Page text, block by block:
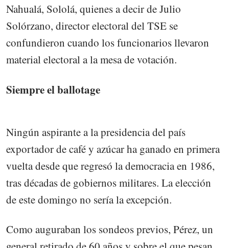
Nahualá, Sololá, quienes a decir de Julio
Solórzano, director electoral del TSE se
confundieron cuando los funcionarios llevaron
material electoral a la mesa de votación.
Siempre el ballotage
Ningún aspirante a la presidencia del país
exportador de café y azúcar ha ganado en primera
vuelta desde que regresó la democracia en 1986,
tras décadas de gobiernos militares. La elección
de este domingo no sería la excepción.
Como auguraban los sondeos previos, Pérez, un